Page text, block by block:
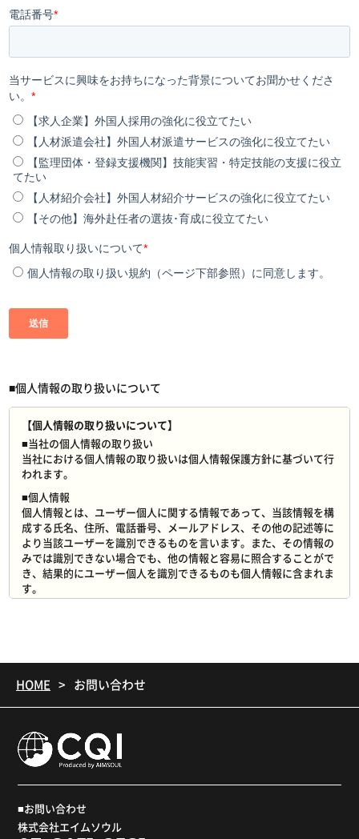
■個人情報の取り扱いについて
【個人情報の取り扱いについて】
■当社の個人情報の取り扱い
当社における個人情報の取り扱いは個人情報保護方針に基づいて行
われます。
■個人情報
個人情報とは、ユーザー個人に関する情報であって、当該情報を構
成する氏名、住所、電話番号、メールアドレス、その他の記述等に
より当該ユーザーを識別できるものを言います。また、その情報の
みでは識別できない場合でも、他の情報と容易に照合することがで
き、結果的にユーザー個人を識別できるものも個人情報に含まれま
す。
（3）電話、電子メールなどを通じて当社が提供する各種サービス
種アンケート等にご協力いただくため
■個人情報の第三者への開示
原則として、利用者の個人情報について、利用者本人の同意を得ず
に第三者に開示することはいたしません。提供先・提供情報の内容
を特定した上で、利用者の同意を得た場合に限り開示します。ただ
し以下の場合は、関係法令に反しない範囲で、利用者の同意なく利
用者の個人情報を開示することがあります。
HOME お問い合わせ
■お問い合わせ
株式会社エイムソウル